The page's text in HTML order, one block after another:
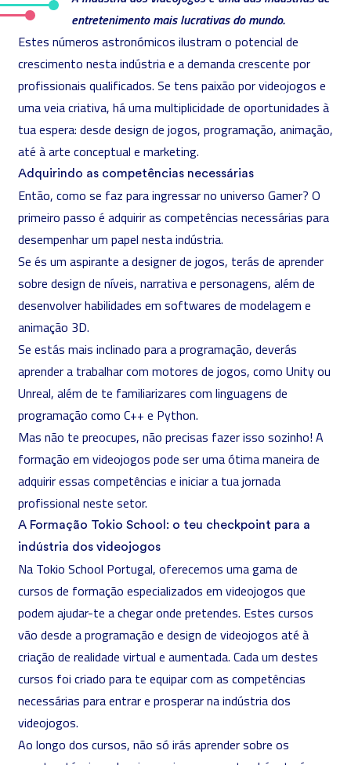
entretenimento mais lucrativas do mundo.
Estes números astronómicos ilustram o potencial de
crescimento nesta indústria e a demanda crescente por
profissionais qualificados. Se tens paixão por videojogos e
uma veia criativa, há uma multiplicidade de oportunidades à
tua espera: desde design de jogos, programação, animação,
até à arte conceptual e marketing.
Adquirindo as competências necessárias
Então, como se faz para ingressar no universo Gamer? O
primeiro passo é adquirir as competências necessárias para
desempenhar um papel nesta indústria.
Se és um aspirante a designer de jogos, terás de aprender
sobre design de níveis, narrativa e personagens, além de
desenvolver habilidades em softwares de modelagem e
animação 3D.
Se estás mais inclinado para a programação, deverás
aprender a trabalhar com motores de jogos, como Unityou
Unreal, além de te familiarizares com linguagens de
programação como C++ e Python.
Mas não te preocupes, não precisas fazer isso sozinho! A
formação em videojogos pode ser uma ótima maneira de
adquirir essas competências e iniciar a tua jornada
profissional neste setor.
A Formação Tokio School: o teu checkpoint para a
indústria dos videojogos
Na Tokio School Portugal, oferecemos uma gama de
cursos de formação especializados em videojogos que
podem ajudar-te a chegar onde pretendes. Estes cursos
vão desde a programação e design de videojogos até à
criação de realidade virtual e aumentada. Cada um destes
cursos foi criado para te equipar com as competências
necessárias para entrar e prosperar na indústria dos
videojogos.
Ao longo dos cursos, não só irás aprender sobre os